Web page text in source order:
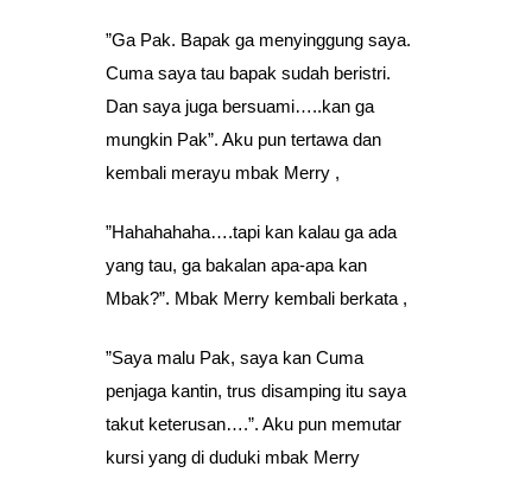
”Ga Pak. Bapak ga menyinggung saya.
Cuma saya tau bapak sudah beristri.
Dan saya juga bersuami…..kan ga
mungkin Pak”. Aku pun tertawa dan
kembali merayu mbak Merry ,
”Hahahahaha….tapi kan kalau ga ada
yang tau, ga bakalan apa-apa kan
Mbak?”. Mbak Merry kembali berkata ,
”Saya malu Pak, saya kan Cuma
penjaga kantin, trus disamping itu saya
takut keterusan….”. Aku pun memutar
kursi yang di duduki mbak Merry